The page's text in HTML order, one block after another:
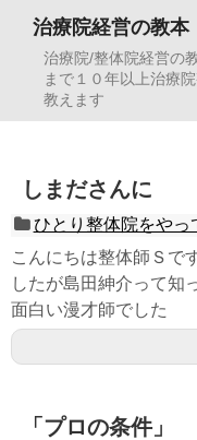
治療院経営の教本
治療院/整体院経営の
まで１０年以上治療
教えます
しまださんに
ひとり整体院をやっ
こんにちは整体師Ｓで
したが島田紳介って知
面白い漫才師でした
「プロの条件」